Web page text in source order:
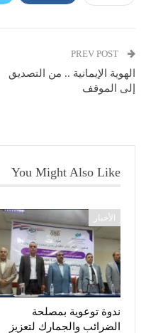
الهوية الإيمانية .. من التصديق
إلى الموقف
You Might Also Like
الأخبار
ندوة توعوية بمصلحة
الضرائب والجمارك لتعزيز